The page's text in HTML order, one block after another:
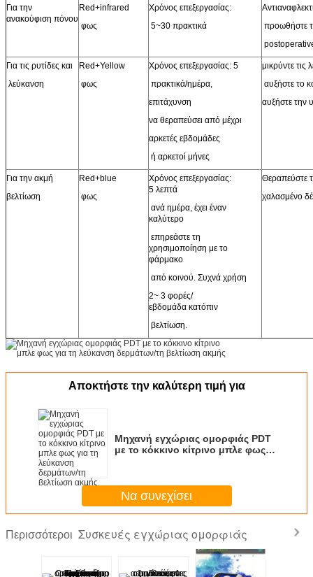
Για την
ανακούφιση πόνου
Red+infrared
φως
Χρόνος επεξεργασίας:
5~30 πρακτικά
προωθήστε
Για τις ρυτίδες και
λεύκανση
Red+Yellow
φως
Χρόνος επεξεργασίας: 5
πρακτικά/ημέρα,
επιτάχυνση
να θεραπεύσει από μέχρι
αρκετές εβδομάδες
ή αρκετοί μήνες
μικρύντε
αυξήστε το
αυξήστε την
Για την ακμή
βελτίωση
Red+blue
φως
Χρόνος επεξεργασίας:
5 λεπτά
ανά ημέρα, έχει έναν
καλύτερο
επηρεάστε τη
χρησιμοποίηση με το
φάρμακο
από κοινού. Συχνά χρήση
2~ 3 φορές/
εβδομάδα κατόπιν
βελτίωση.
Θεραπεύστε
χαλασμένο
Αποκτήστε την καλύτερη τιμή για
Μηχανή εγχώριας ομορφιάς PDT
με το κόκκινο κίτρινο μπλε φως
Να συνεχίσει
Περισσότεροι Συσκευές εγχώριας ομορφιάς